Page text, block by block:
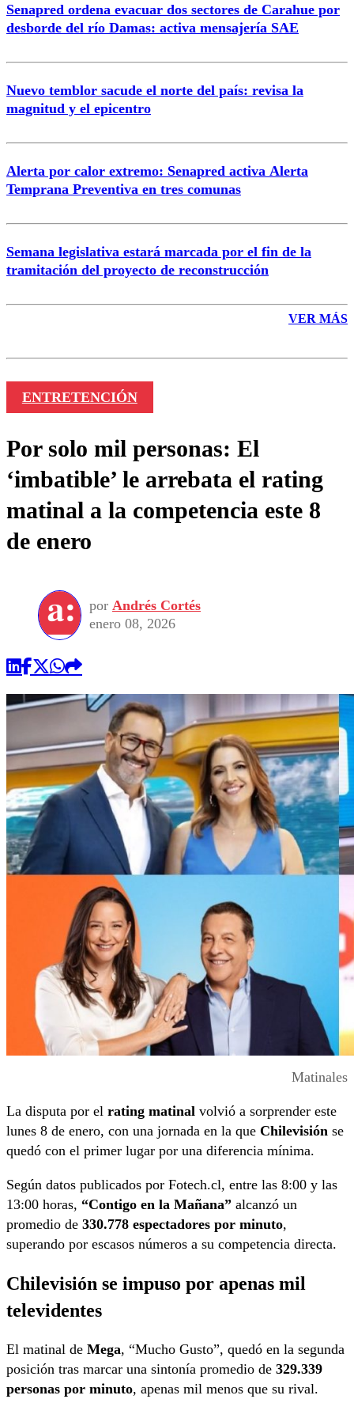
Correo
Senapred ordena evacuar dos sectores de Carahue por
desborde del río Damas: activa mensajería SAE
Nuevo temblor sacude el norte del país: revisa la
magnitud y el epicentro
Alerta por calor extremo: Senapred activa Alerta
Temprana Preventiva en tres comunas
Semana legislativa estará marcada por el fin de la
tramitación del proyecto de reconstrucción
VER MÁS
ENTRETENCIÓN
Por solo mil personas: El
‘imbatible’ le arrebata el rating
matinal a la competencia este 8
de enero
por Andrés Cortés
enero 08, 2026
Matinales
La disputa por el rating matinal volvió a sorprender este
lunes 8 de enero, con una jornada en la que Chilevisión se
quedó con el primer lugar por una diferencia mínima.
Según datos publicados por Fotech.cl, entre las 8:00 y las
13:00 horas, “Contigo en la Mañana” alcanzó un
promedio de 330.778 espectadores por minuto,
superando por escasos números a su competencia directa.
Chilevisión se impuso por apenas mil
televidentes
El matinal de Mega, “Mucho Gusto”, quedó en la segunda
posición tras marcar una sintonía promedio de 329.339
personas por minuto, apenas mil menos que su rival.